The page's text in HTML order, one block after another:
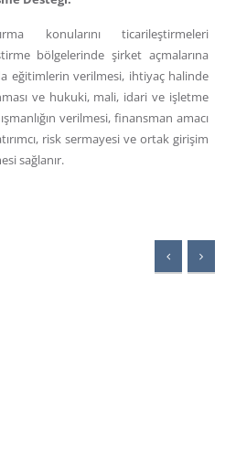
konularını ticarileştirmeleri
bölgelerinde şirket açmalarına
eğitimlerin verilmesi, ihtiyaç halinde
ve hukuki, mali, idari ve işletme
verilmesi, finansman amacı
risk sermayesi ve ortak girişim
sağlanır.